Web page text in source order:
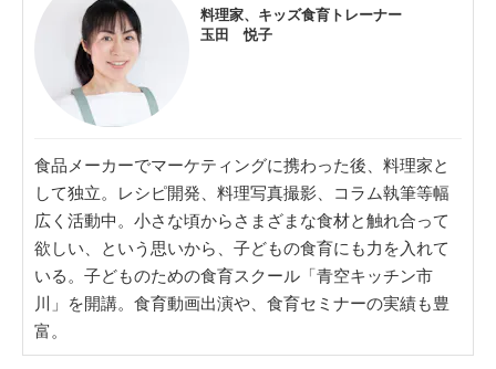
料理家、キッズ食育トレーナー
玉田 悦子
食品メーカーでマーケティングに携わった後、料理家と
して独立。レシピ開発、料理写真撮影、コラム執筆等幅
広く活動中。小さな頃からさまざまな食材と触れ合って
欲しい、という思いから、子どもの食育にも力を入れて
いる。子どものための食育スクール「青空キッチン市
川」を開講。食育動画出演や、食育セミナーの実績も豊
富。